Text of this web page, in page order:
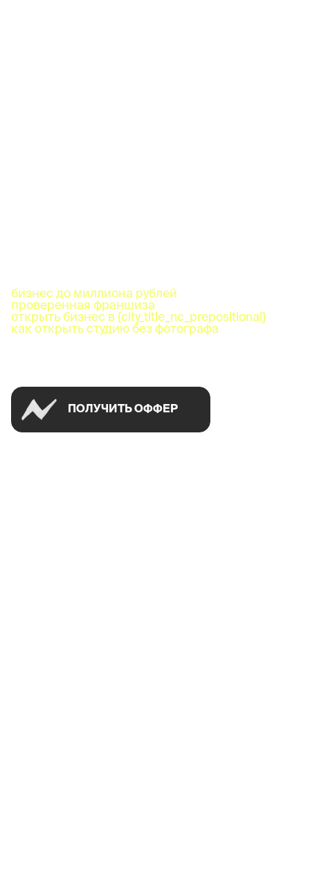
бизнес до миллиона рублей
проверенная франшиза
открыть бизнес в {city_title_nc_prepositional}
как открыть студию без фотографа
ПОЛУЧИТЬ ОФФЕР